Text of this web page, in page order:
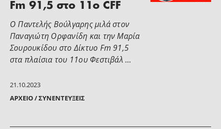
21.10.2023
ΑΡΧΕΊΟ / ΣΥΝΕΝΤΕΎΞΕΙΣ
Fm 91,5 στο 11ο CFF
Ο Παντελής Βούλγαρης μιλά στον
Παναγιώτη Ορφανίδη και την Μαρία
Σουρουκίδου στο Δίκτυο Fm 91,5
στα πλαίσια του 11ου Φεστιβάλ …